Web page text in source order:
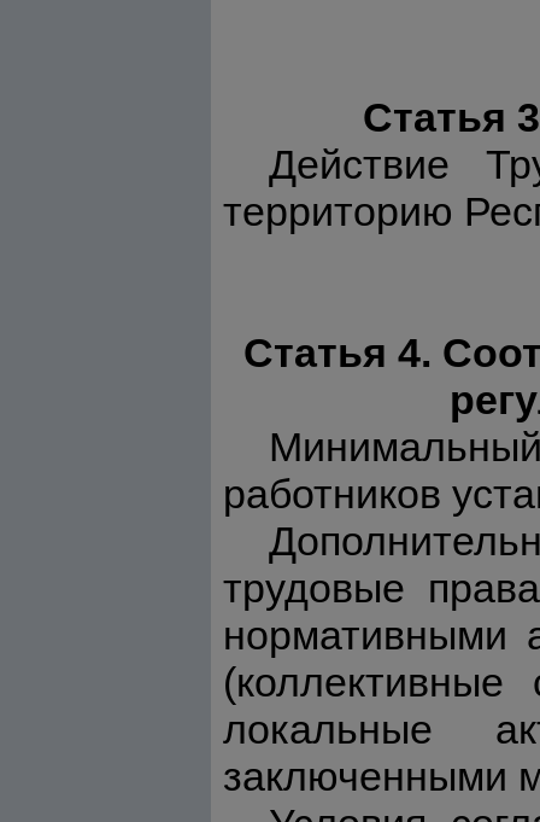
Статья
Действие
территорию
Статья 4.
работников
трудовые
нормативными
(коллективные
локальные
заключенными